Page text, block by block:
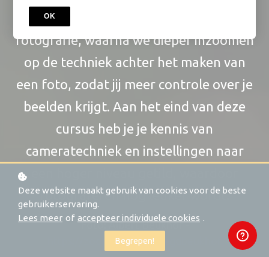
cursus leer je de basiskennis van
fotografie, waarna we dieper inzoomen
op de techniek achter het maken van
een foto, zodat jij meer controle over je
beelden krijgt. Aan het eind van deze
cursus heb je je kennis van
cameratechniek en instellingen naar
fotograferen nóg leuker wordt.
Foto: Albert Beukhof -
https://zoom.nl/profiel/agdbeukhof
Deze website maakt gebruik van cookies voor de beste
gebruikerservaring.
Lees meer of accepteer individuele cookies .
Begrepen!
OK